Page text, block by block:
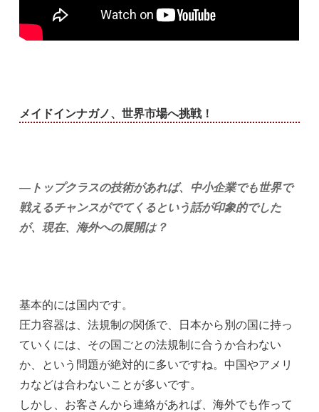
メイドインナガノ、世界市場へ挑戦！
―トップクラスの技術があれば、中小企業でも世界で
戦えるチャンスがでてくるという話が印象的でした
が、現在、海外への展開は？
基本的には国内です。
圧力容器は、法規制の関係で、日本から別の国に持っ
ていくには、その国ごとの法規制に合うか合わない
か、という問題が絶対的に多いですね。中国やアメリ
カなどは合わないことが多いです。
しかし、お客さんから連絡があれば、海外でも作って